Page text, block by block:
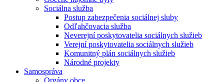
Sociálna služba
Postup zabezpečenia sociálnej sluby
Odľahčovacia služba
Neverejní poskytovatelia sociálnych služieb
Verejní poskytovatelia sociálnych služieb
Komunitný plán sociálnych služieb
Národné projekty
Samospráva
Orgány obce